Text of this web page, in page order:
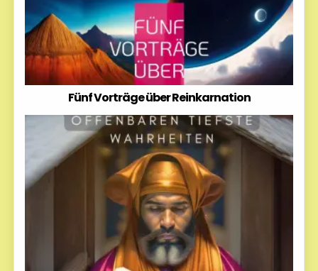
Fünf Vorträge über Reinkarnation